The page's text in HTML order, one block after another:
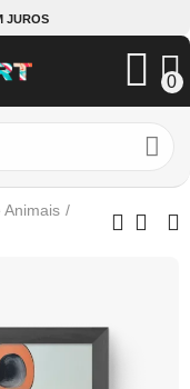
JUROS
0
Animais